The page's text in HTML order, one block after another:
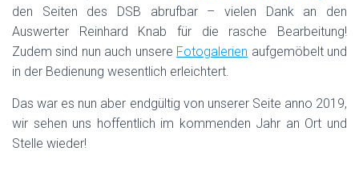
den Seiten des DSB abrufbar – vielen Dank an den
Auswerter Reinhard Knab für die rasche Bearbeitung!
Zudem sind nun auch unsere Fotogalerien aufgemöbelt und
in der Bedienung wesentlich erleichtert.
Das war es nun aber endgültig von unserer Seite anno 2019,
wir sehen uns hoffentlich im kommenden Jahr an Ort und
Stelle wieder!